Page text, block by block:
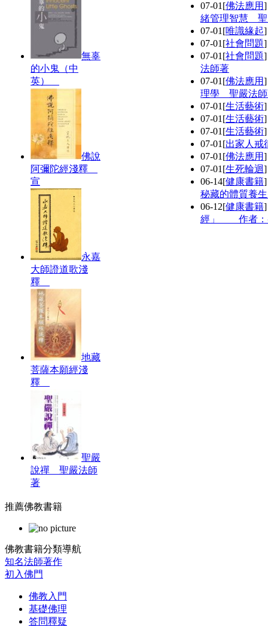
無辜
的小鬼（中
英）
佛說
阿彌陀經淺釋
宣
永嘉
大師證道歌淺
釋
地藏
菩薩本願經淺
釋
聖嚴
說禪 聖嚴法師
著
07-01 [佛法應用
緒管理智慧
07-01 [唯識緣起
07-01 [社會問題
07-01 [社會問題
法師著
07-01 [佛法應用
理學 聖嚴法
07-01 [生活藝術
07-01 [生活藝術
07-01 [生活藝術
07-01 [出家人戒
07-01 [佛法應用
07-01 [生死輪迴
06-14[健康書籍
秘藏的體質養
06-12[健康書籍
經」 作者：
推薦佛教書籍
佛教書籍分類導航
知名法師著作
初入佛門
佛教入門
基礎佛理
答問釋疑